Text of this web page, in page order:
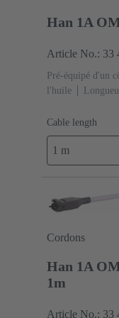
Han 1A
Article No.: 33
Pré-équipé d'un
l'huile
Cable length
1 m
Cordons
Han 1A
1m
Article No.: 33